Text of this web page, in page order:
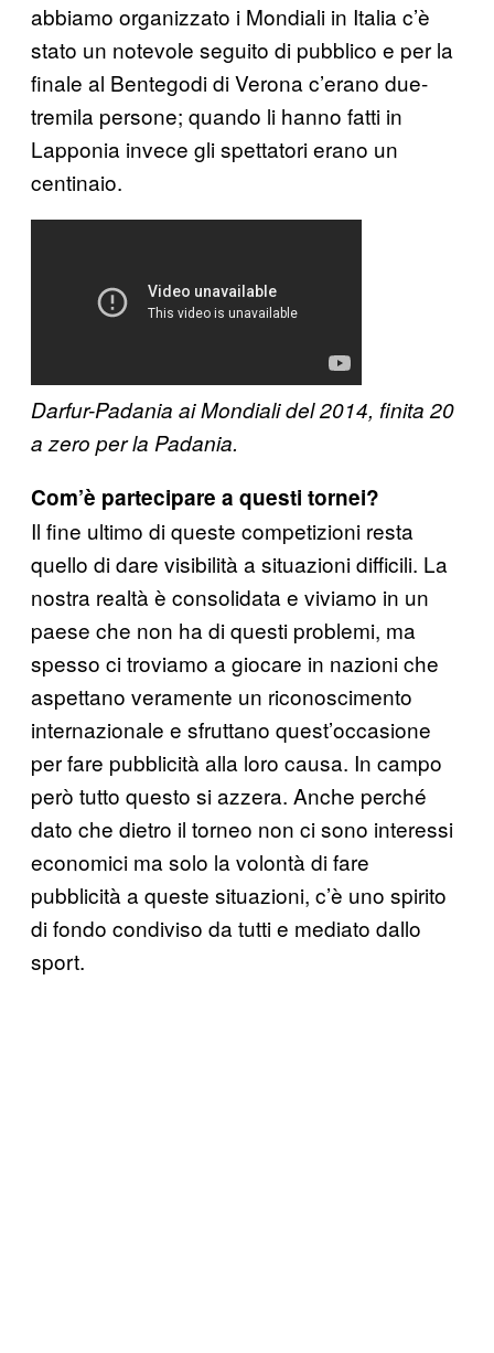
abbiamo organizzato i Mondiali in Italia c’è
stato un notevole seguito di pubblico e per la
finale al Bentegodi di Verona c’erano due-
tremila persone; quando li hanno fatti in
Lapponia invece gli spettatori erano un
centinaio.
Darfur-Padania ai Mondiali del 2014, finita 20
a zero per la Padania.
Com’è partecipare a questi tornei?
Il fine ultimo di queste competizioni resta
quello di dare visibilità a situazioni difficili. La
nostra realtà è consolidata e viviamo in un
paese che non ha di questi problemi, ma
spesso ci troviamo a giocare in nazioni che
aspettano veramente un riconoscimento
internazionale e sfruttano quest’occasione
per fare pubblicità alla loro causa. In campo
però tutto questo si azzera. Anche perché
dato che dietro il torneo non ci sono interessi
economici ma solo la volontà di fare
pubblicità a queste situazioni, c’è uno spirito
di fondo condiviso da tutti e mediato dallo
sport.